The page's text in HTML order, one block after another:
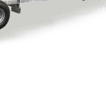
Telegram
WhatsApp